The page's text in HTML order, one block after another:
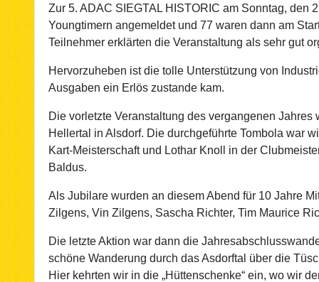
Zur 5. ADAC SIEGTAL HISTORIC am Sonntag, den
Youngtimern angemeldet und 77 waren dann am
Teilnehmer erklärten die Veranstaltung als sehr gut
Hervorzuheben ist die tolle Unterstützung von
Ausgaben ein Erlös zustande kam.
Die vorletzte Veranstaltung des vergangenen
Hellertal in Alsdorf. Die durchgeführte Tombola war
Kart-Meisterschaft und Lothar Knoll in der
Baldus.
Als Jubilare wurden an diesem Abend für 10 Jahre
Zilgens, Vin Zilgens, Sascha Richter, Tim Maurice
Die letzte Aktion war dann die
schöne Wanderung durch das Asdorftal über die
Hier kehrten wir in die „Hüttenschenke“ ein, wo wir